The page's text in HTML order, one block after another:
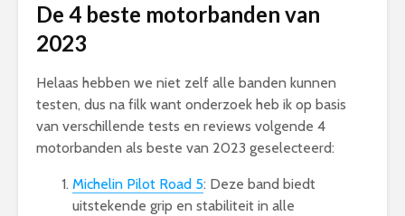
De 4 beste motorbanden van
2023
Helaas hebben we niet zelf alle banden kunnen
testen, dus na filk want onderzoek heb ik op basis
van verschillende tests en reviews volgende 4
motorbanden als beste van 2023 geselecteerd:
Michelin Pilot Road 5: Deze band biedt
uitstekende grip en stabiliteit in alle